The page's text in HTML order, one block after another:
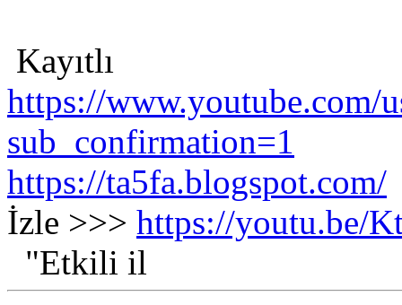
Kayıtlı
https://www.youtube.com/
sub_confirmation=1
https://ta5fa.blogspot.com/
İzle >>> https://youtu.be/
"Etkili il